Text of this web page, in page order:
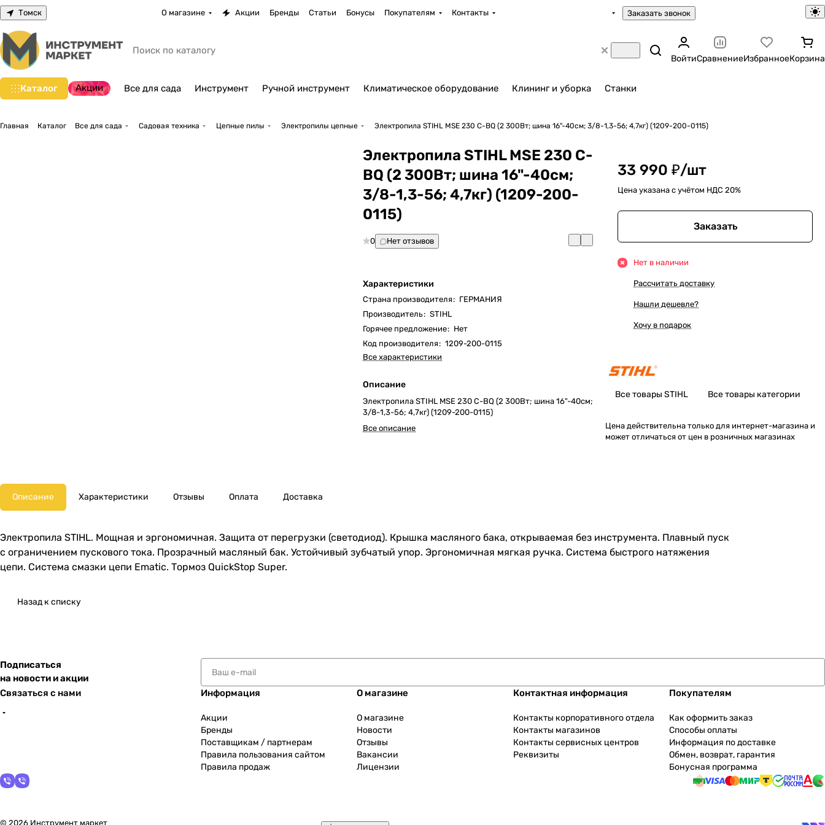
Томск О магазине Акции Бренды Статьи Бонусы Покупателям Контакты Заказать звонок
ВойтиСравнениеИзбранноеКорзина
Каталог Акции Все для сада Инструмент Ручной инструмент Климатическое оборудование Клининг и уборка Станки
Главная Каталог Все для сада Садовая техника Цепные пилы Электропилы цепные Электропила STIHL MSE 230 C-BQ (2 300Вт; шина 16"-40см; 3/8-1,3-56; 4,7кг) (1209-200-0115)
Электропила STIHL MSE 230 C-
BQ (2 300Вт; шина 16"-40см;
3/8-1,3-56; 4,7кг) (1209-200-
0115)
0 Нет отзывов
Характеристики
Страна производителя: ГЕРМАНИЯ
Производитель: STIHL
Горячее предложение: Нет
Код производителя: 1209-200-0115
Все характеристики
Описание
Электропила STIHL MSE 230 C-BQ (2 300Вт; шина 16"-40см;
3/8-1,3-56; 4,7кг) (1209-200-0115)
Все описание
33 990 ₽/шт
Цена указана с учётом НДС 20%
Заказать
Нет в наличии
Рассчитать доставку
Нашли дешевле?
Хочу в подарок
Все товары STIHL Все товары категории
Цена действительна только для интернет-магазина и
может отличаться от цен в розничных магазинах
Описание Характеристики Отзывы Оплата Доставка
Электропила STIHL. Мощная и эргономичная. Защита от перегрузки (светодиод). Крышка масляного бака, открываемая без инструмента. Плавный пуск
с ограничением пускового тока. Прозрачный масляный бак. Устойчивый зубчатый упор. Эргономичная мягкая ручка. Система быстрого натяжения
цепи. Система смазки цепи Ematic. Тормоз QuickStop Super.
Назад к списку
Подписаться
на новости и акции
Связаться с нами
Информация
Акции
Бренды
Поставщикам / партнерам
Правила пользования сайтом
Правила продаж
О магазине
О магазине
Новости
Отзывы
Вакансии
Лицензии
Контактная информация
Контакты корпоративного отдела
Контакты магазинов
Контакты сервисных центров
Реквизиты
Покупателям
Как оформить заказ
Способы оплаты
Информация по доставке
Обмен, возврат, гарантия
Бонусная программа
© 2026 Инструмент маркет